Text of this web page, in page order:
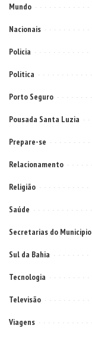
Mundo
Nacionais
Policia
Politica
Porto Seguro
Pousada Santa Luzia
Prepare-se
Relacionamento
Religião
Saúde
Secretarias do Municipio
Sul da Bahia
Tecnologia
Televisão
Viagens